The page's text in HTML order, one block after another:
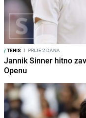
/TENIS I PRIJE 2 DANA
Jannik Sinner hitno
Openu